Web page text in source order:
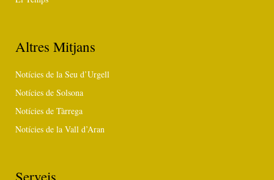
Altres Mitjans
Notícies de la Seu d’Urgell
Notícies de Solsona
Notícies de Tàrrega
Notícies de la Vall d’Aran
Serveis